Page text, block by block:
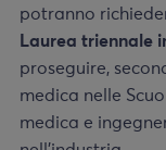
potranno
Laurea triennale
proseguire,
medica nelle
medica e